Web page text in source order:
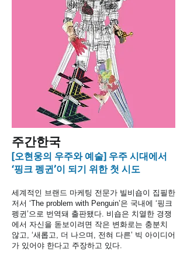
​주간한국
[오현웅의 우주와 예술] 우주 시대에서
‘핑크 펭귄’이 되기 위한 첫 시도
세계적인 브랜드 마케팅 전문가 빌비숍이 집필한
저서 ‘The problem with Penguin’은 국내에 ‘핑크
펭귄’으로 번역돼 출판됐다. 비숍은 치열한 경쟁
에서 자신을 돋보이려면 작은 변화로는 충분치
않고, ‘새롭고, 더 나으며, 전혀 다른’ 빅 아이디어
가 있어야 한다고 주장하고 있다.